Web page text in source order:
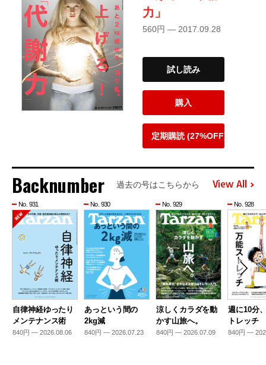
力」
560円 — 2017.09.28
試し読み
購入
定期購読 (27%OFF)
Backnumber 過去の号はこちらから View All
No. 931
自律神経ゆったり
メンテナンス術
840円 — 2026.08.06
No. 930
あっという間の
2kg減
840円 — 2026.07.23
No. 929
涼しくカラダを動
かす山旅へ。
840円 — 2026.07.09
No. 928
週に10分
トレッチ
840円 —